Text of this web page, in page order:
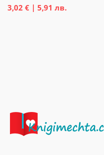
3,02 € | 5,91 лв.